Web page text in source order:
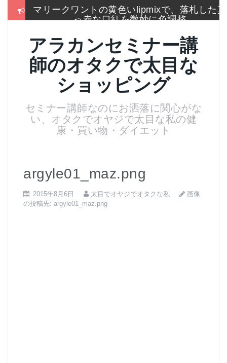
マリークワントの黄色いlipmixで、落札した真
っ赤な口紅を微妙に色調整
冬はこれしか履かないSEIYO防寒タイツもう
手放せないのに通販無い
2017通販各社のおせち売れ筋ランキングをま
とめて一挙大公開
クス美肌活性化美顔器
名刺より大きいサイズのトレカケースでアイ
スブレークカード整理
アラカンセミナー講
師のオタクで太目な
ショッピング
セミナー講師なのにお洒落に関心がな
い、オタクでオヤジで太目な私の健
康・買い物・ダイエット
argyle01_maz.png
2015年8月6日 太目でオヤジでオタクな私
画像
の投稿先: argyle01_maz.png